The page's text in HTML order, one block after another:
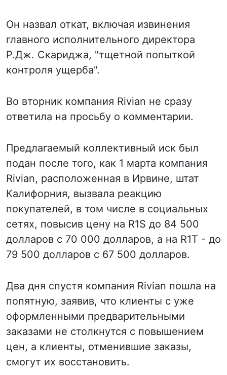
Он назвал откат, включая извинения
главного исполнительного директора
Р.Дж. Скариджа, "тщетной попыткой
контроля ущерба".
Во вторник компания Rivian не сразу
ответила на просьбу о комментарии.
Предлагаемый коллективный иск был
подан после того, как 1 марта компания
Rivian, расположенная в Ирвине, штат
Калифорния, вызвала реакцию
покупателей, в том числе в социальных
сетях, повысив цену на R1S до 84 500
долларов с 70 000 долларов, а на R1T - до
79 500 долларов с 67 500 долларов.
Два дня спустя компания Rivian пошла на
попятную, заявив, что клиенты с уже
оформленными предварительными
заказами не столкнутся с повышением
цен, а клиенты, отменившие заказы,
смогут их восстановить.